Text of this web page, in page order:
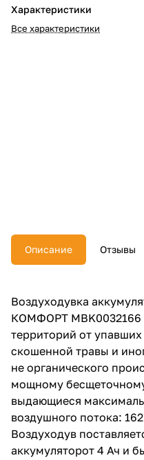
Характеристики
Все характеристики
Описание Отзывы
Воздуходувка
КОМФОРТ MBK0032166
территорий от
скошенной травы и
не органического
мощному
выдающиеся
воздушного потока:
Воздуходув
аккумуляторот 4 Ач и
% картой
выбранный
с
каждые 2
Подробнее
недели
8